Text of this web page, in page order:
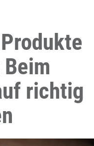
richtig